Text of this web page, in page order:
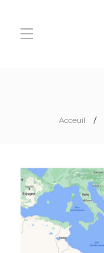
Acceuil